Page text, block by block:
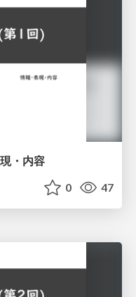
・内容
0 47